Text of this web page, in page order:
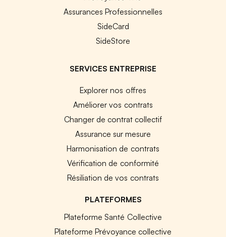
Assurances Professionnelles
SideCard
SideStore
SERVICES ENTREPRISE
Explorer nos offres
Améliorer vos contrats
Changer de contrat collectif
Assurance sur mesure
Harmonisation de contrats
Vérification de conformité
Résiliation de vos contrats
PLATEFORMES
Plateforme Santé Collective
Plateforme Prévoyance collective